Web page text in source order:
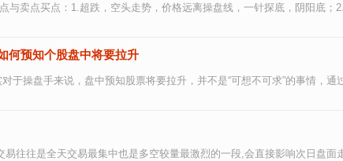
与卖点买点：1.超跌，空头走势，价格远离操盘线，一针探底，阴阳底；
何预知个股盘中将要拉升
于操盘手来说，盘中预知股票将要拉升，并不是“可想不可求”的事情，通
往往是全天交易最集中也是多空较量最激烈的一段,会直接影响次日盘面